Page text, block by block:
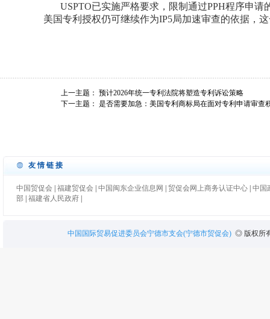
USPTO已实施严格要求，限制通过PPH程序申
美国专利授权仍可继续作为IP5局加速审查的依据，
上一主题： 预计2026年统一专利法院将塑造专利诉讼策略
下一主题： 是否需要加急：美国专利商标局在面对专利申请审查
友情链接
中国贸促会| 福建贸促会| 中国闽东企业信息网 贸促会网上商务认证中心| 中国
部| 福建省人民政府|
中国国际贸易促进委员会宁德市支会(宁德市贸促会) ◎ 版权